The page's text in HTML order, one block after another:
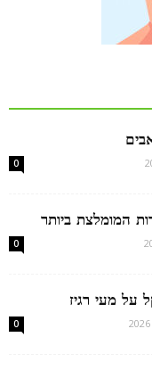
0
המומלצת ביותר
0
על מעי רגיז
0